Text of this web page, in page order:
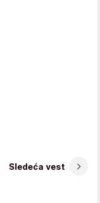
Sledeća vest